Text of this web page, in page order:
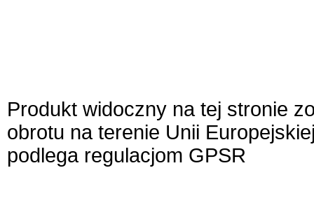
Produkt widoczny na tej stronie
obrotu na terenie Unii
podlega regulacjom GPSR